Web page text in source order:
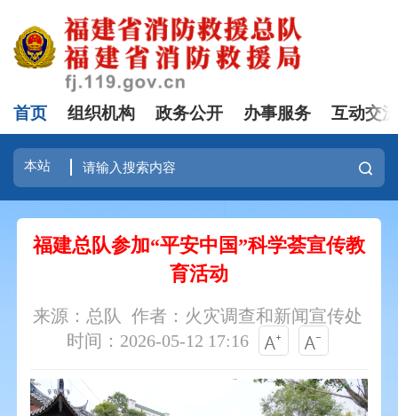
首页 组织机构 政务公开 办事服务 互动交
福建总队参加“平安中国”科学荟宣传教
育活动
来源：总队
作者：火灾调查和新闻宣传处
时间：2026-05-12 17:16